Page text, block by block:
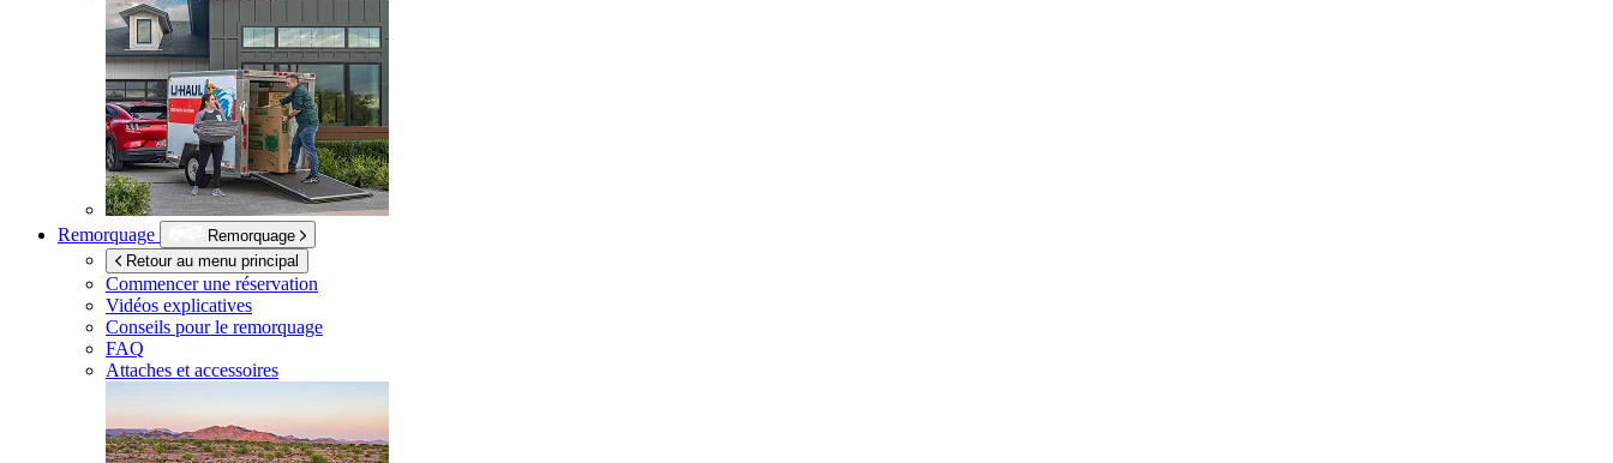
Remorquage
Remorquage
Retour au menu principal
Commencer une réservation
Vidéos explicatives
Conseils pour le remorquage
FAQ
Attaches et accessoires